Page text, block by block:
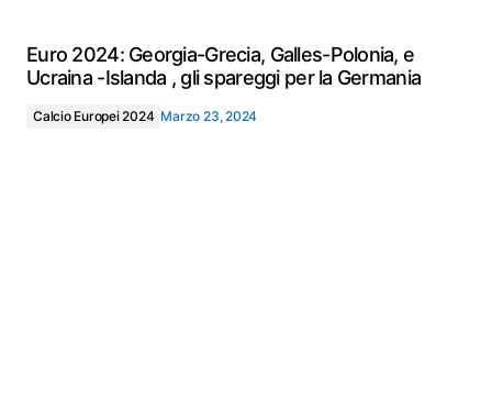
Euro 2024: Georgia-Grecia, Galles-Polonia, e
Ucraina -Islanda , gli spareggi per la Germania
Calcio Europei 2024 Marzo 23, 2024